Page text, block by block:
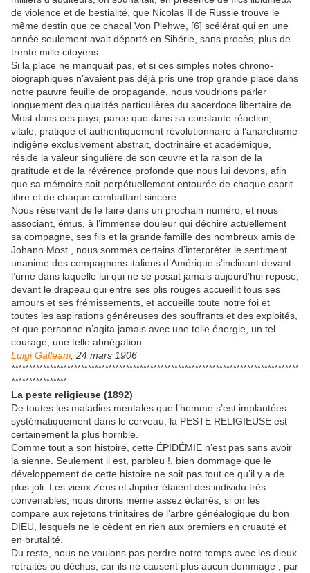
de violence et de bestialité, que Nicolas II de Russie trouve le
même destin que ce chacal Von Plehwe, [6] scélérat qui en une
année seulement avait déporté en Sibérie, sans procès, plus de
trente mille citoyens.
Si la place ne manquait pas, et si ces simples notes chrono-
biographiques n’avaient pas déjà pris une trop grande place dans
notre pauvre feuille de propagande, nous voudrions parler
longuement des qualités particulières du sacerdoce libertaire de
Most dans ces pays, parce que dans sa constante réaction,
vitale, pratique et authentiquement révolutionnaire à l’anarchisme
indigène exclusivement abstrait, doctrinaire et académique,
réside la valeur singulière de son œuvre et la raison de la
gratitude et de la révérence profonde que nous lui devons, afin
que sa mémoire soit perpétuellement entourée de chaque esprit
libre et de chaque combattant sincère.
Nous réservant de le faire dans un prochain numéro, et nous
associant, émus, à l’immense douleur qui déchire actuellement
sa compagne, ses fils et la grande famille des nombreux amis de
Johann Most , nous sommes certains d’interpréter le sentiment
unanime des compagnons italiens d’Amérique s’inclinant devant
l’urne dans laquelle lui qui ne se posait jamais aujourd’hui repose,
devant le drapeau qui entre ses plis rouges accueillit tous ses
amours et ses frémissements, et accueille toute notre foi et
toutes les aspirations généreuses des souffrants et des exploités,
et que personne n’agita jamais avec une telle énergie, un tel
courage, une telle abnégation.
Luigi Galleani, 24 mars 1906
***********************************************************************************
****************
La peste religieuse (1892)
De toutes les maladies mentales que l’homme s’est implantées
systématiquement dans le cerveau, la PESTE RELIGIEUSE est
certainement la plus horrible.
Comme tout a son histoire, cette ÉPIDÉMIE n’est pas sans avoir
la sienne. Seulement il est, parbleu !, bien dommage que le
développement de cette histoire ne soit pas tout ce qu’il y a de
plus joli. Les vieux Zeus et Jupiter étaient des individu très
convenables, nous dirons même assez éclairés, si on les
compare aux rejetons trinitaires de l’arbre généalogique du bon
DIEU, lesquels ne le cèdent en rien aux premiers en cruauté et
en brutalité.
Du reste, nous ne voulons pas perdre notre temps avec les dieux
retraités ou déchus, car ils ne causent plus aucun dommage ; par